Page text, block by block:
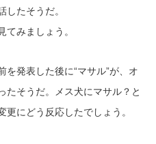
したそうだ。
てみましょう。
を発表した後に“マサル”が、オ
たそうだ。メス犬にマサル？と
にどう反応したでしょう。